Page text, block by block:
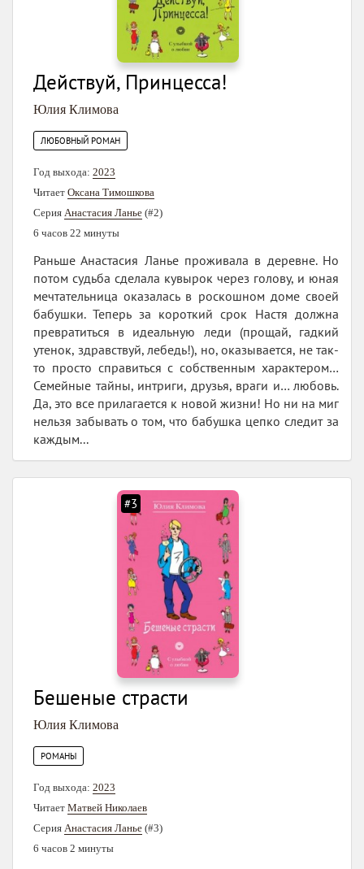
Действуй, Принцесса!
Юлия Климова
ЛЮБОВНЫЙ РОМАН
Год выхода: 2023
Читает Оксана Тимошкова
Серия Анастасия Ланье (#2)
6 часов 22 минуты
Раньше Анастасия Ланье проживала в деревне. Но
потом судьба сделала кувырок через голову, и юная
мечтательница оказалась в роскошном доме своей
бабушки. Теперь за короткий срок Настя должна
превратиться в идеальную леди (прощай, гадкий
утенок, здравствуй, лебедь!), но, оказывается, не так-
то просто справиться с собственным характером…
Семейные тайны, интриги, друзья, враги и… любовь.
Да, это все прилагается к новой жизни! Но ни на миг
нельзя забывать о том, что бабушка цепко следит за
каждым...
#3
Бешеные страсти
Юлия Климова
РОМАНЫ
Год выхода: 2023
Читает Матвей Николаев
Серия Анастасия Ланье (#3)
6 часов 2 минуты